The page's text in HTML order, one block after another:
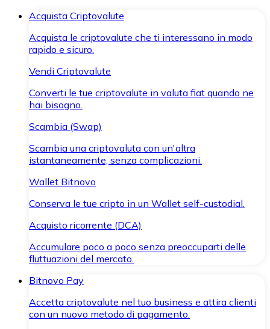
Acquista Criptovalute
Acquista le criptovalute che ti interessano in modo
rapido e sicuro.
Vendi Criptovalute
Converti le tue criptovalute in valuta fiat quando ne
hai bisogno.
Scambia (Swap)
Scambia una criptovaluta con un'altra
istantaneamente, senza complicazioni.
Wallet Bitnovo
Conserva le tue cripto in un Wallet self-custodial.
Acquisto ricorrente (DCA)
Accumulare poco a poco senza preoccuparti delle
fluttuazioni del mercato.
Bitnovo Pay
Accetta criptovalute nel tuo business e attira clienti
con un nuovo metodo di pagamento.